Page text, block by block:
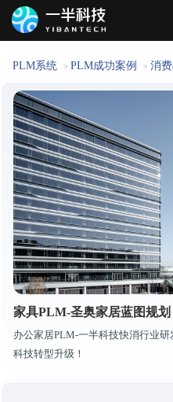
PLM系统 > PLM成功案例 > 消
家具PLM-圣奥家居蓝图规划
办公家居PLM-一半科技快消行业
科技转型升级！